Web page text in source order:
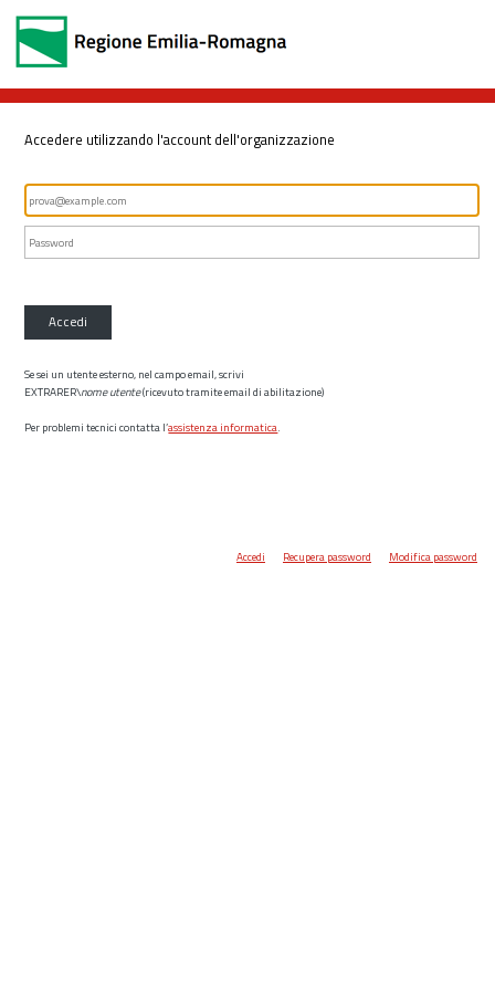
Accedere utilizzando l'account dell'organizzazione
Accedi
Se sei un utente esterno, nel campo email, scrivi
EXTRARER\nome utente(ricevuto tramite email di abilitazione)
Per problemi tecnici contatta l’assistenza informatica.
Accedi Recupera password Modifica password